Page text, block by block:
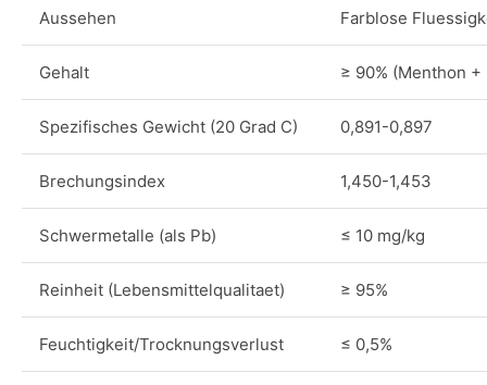
Aussehen Farblose
Gehalt ≥ 90% (Menthon
Spezifisches Gewicht (20 Grad C) 0,891-0,897
Brechungsindex 1,450-1,453
Schwermetalle (als Pb) ≤ 10 mg/kg
Reinheit (Lebensmittelqualitaet) ≥ 95%
Feuchtigkeit/Trocknungsverlust ≤ 0,5%